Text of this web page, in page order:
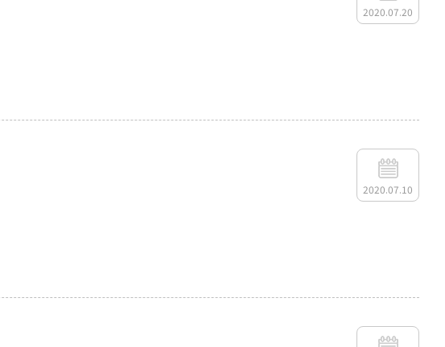
2020.07.20
2020.07.10